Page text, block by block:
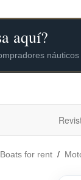
Boats for rent /